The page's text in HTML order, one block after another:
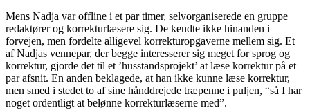
Mens Nadja var offline i et par timer, selvorganiserede en gruppe
redaktører og korrekturlæsere sig. De kendte ikke hinanden i
forvejen, men fordelte alligevel korrekturopgaverne mellem sig. Et
af Nadjas vennepar, der begge interesserer sig meget for sprog og
korrektur, gjorde det til et ’husstandsprojekt’ at læse korrektur på et
par afsnit. En anden beklagede, at han ikke kunne læse korrektur,
men smed i stedet to af sine hånddrejede træpenne i puljen, “så I har
noget ordentligt at belønne korrekturlæserne med”.